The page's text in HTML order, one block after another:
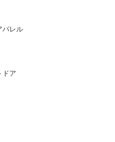
パレル
ドア